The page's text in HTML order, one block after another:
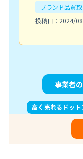
ブランド品買取
投稿日：2024/
事業者
高く売れるドッ